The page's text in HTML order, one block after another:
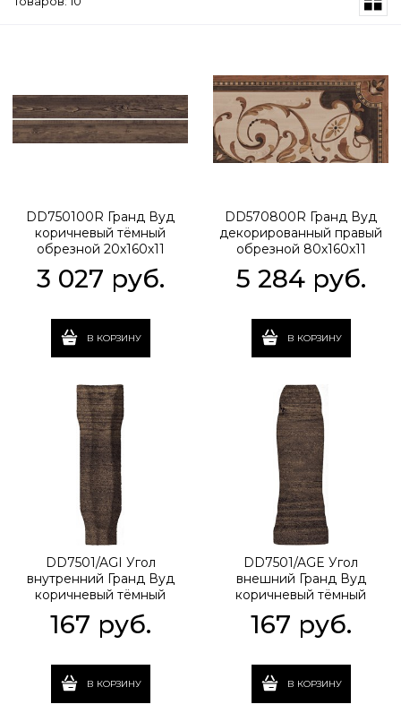
DD750100R Гранд Вуд
коричневый тёмный
обрезной 20х160х11
3 027 руб.
В КОРЗИНУ
DD570800R Гранд Вуд
декорированный правый
обрезной 80х160х11
5 284 руб.
В КОРЗИНУ
DD7501/AGI Угол
внутренний Гранд Вуд
коричневый тёмный
167 руб.
В КОРЗИНУ
DD7501/AGE Угол
внешний Гранд Вуд
коричневый тёмный
167 руб.
В КОРЗИНУ